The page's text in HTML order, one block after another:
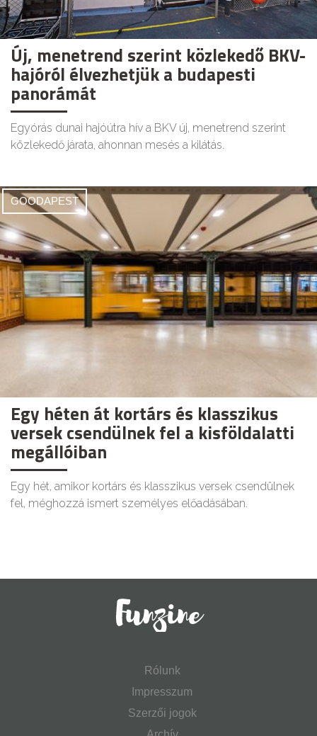
Új, menetrend szerint közlekedő BKV-
hajóról élvezhetjük a budapesti
panorámát
Egyórás dunai hajóútra hív a BKV új, menetrend szerint
közlekedő járata, ahonnan mesés a kilátás.
GOODAPEST
Egy héten át kortárs és klasszikus
versek csendülnek fel a kisföldalatti
megállóiban
Egy hét, amikor kortárs és klasszikus versek csendülnek
fel, méghozzá ismert személyes előadásában.
Rólunk
Impresszum
Szerzői jogok